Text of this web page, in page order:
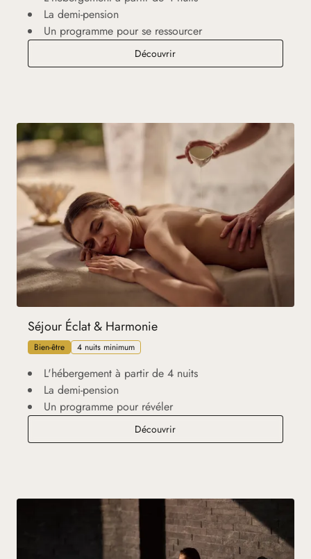
La demi-pension
Un programme pour se ressourcer
DécouvrirSéjour Vitalité
Séjour Éclat & Harmonie
Bien-être 4 nuits minimum
L'hébergement à partir de 4 nuits
La demi-pension
Un programme pour révéler
DécouvrirSéjour Éclat & Harmonie